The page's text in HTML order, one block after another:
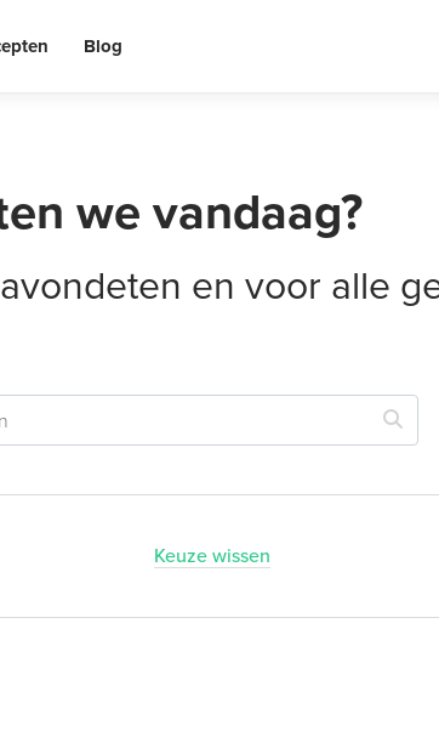
Blog
we vandaag?
en voor alle
Keuze wissen